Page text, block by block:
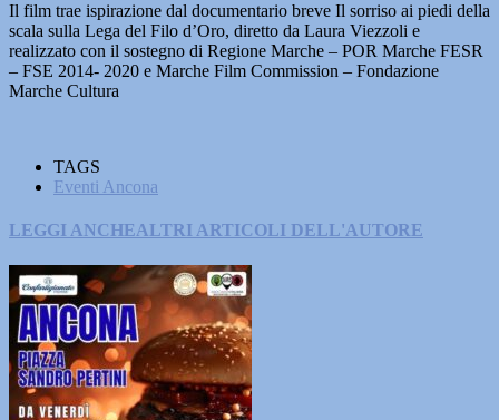
Il film trae ispirazione dal documentario breve Il sorriso ai piedi della
scala sulla Lega del Filo d’Oro, diretto da Laura Viezzoli e
realizzato con il sostegno di Regione Marche – POR Marche FESR
– FSE 2014- 2020 e Marche Film Commission – Fondazione
Marche Cultura
TAGS
Eventi Ancona
LEGGI ANCHEALTRI ARTICOLI DELL'AUTORE